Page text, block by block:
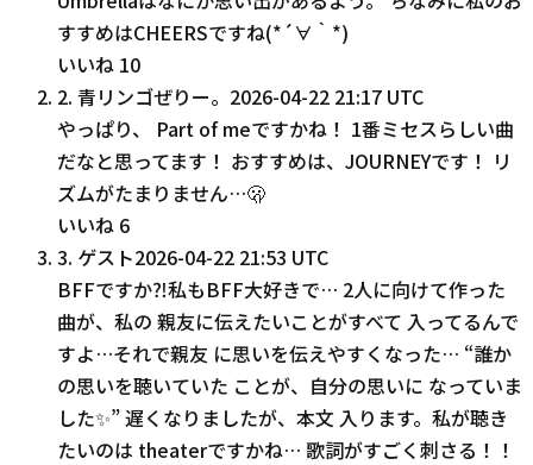
すすめはCHEERSですね(*´∀｀*)
いいね 10
2. 青リンゴぜりー。 2026-04-22 21:17 UTC
やっぱり、 Part of meですかね！ 1番ミセスらしい曲
だなと思ってます！ おすすめは、JOURNEYです！ リ
ズムがたまりません…🫢
いいね 6
3. ゲスト2026-04-22 21:53 UTC
BFFですか⁈私もBFF大好きで… 2人に向けて作った
曲が、私の 親友に伝えたいことがすべて 入ってるんで
すよ…それで親友 に思いを伝えやすくなった… “誰か
の思いを聴いていた ことが、自分の思いに なっていま
した✨” 遅くなりましたが、本文 入ります。私が聴き
たいのは theaterですかね… 歌詞がすごく刺さる！！